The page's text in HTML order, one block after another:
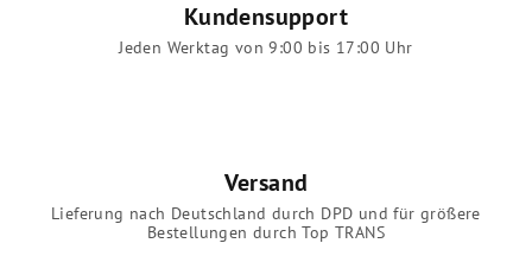
Kundensupport
Jeden Werktag von 9:00 bis 17:00 Uhr
Versand
Lieferung nach Deutschland durch DPD und für größere
Bestellungen durch Top TRANS